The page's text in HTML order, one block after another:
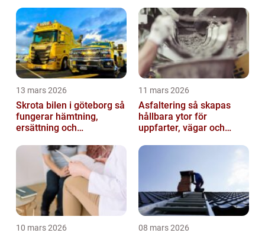
13 mars 2026
Skrota bilen i göteborg så
fungerar hämtning,
ersättning och
11 mars 2026
Asfaltering så skapas
hållbara ytor för
uppfarter, vägar och
10 mars 2026 08 mars 2026